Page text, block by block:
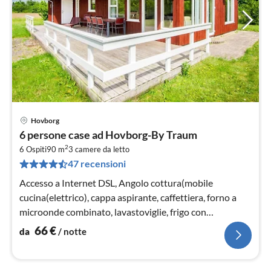
Hovborg
6 persone case ad Hovborg-By Traum
6 Ospiti90 m23 camere da letto
47 recensioni
Accesso a Internet DSL, Angolo cottura(mobile
cucina(elettrico), cappa aspirante, caffettiera, forno a
microonde combinato, lavastoviglie, frigo con
congelatore, asciugabiancheria,...
da 66€/ notte